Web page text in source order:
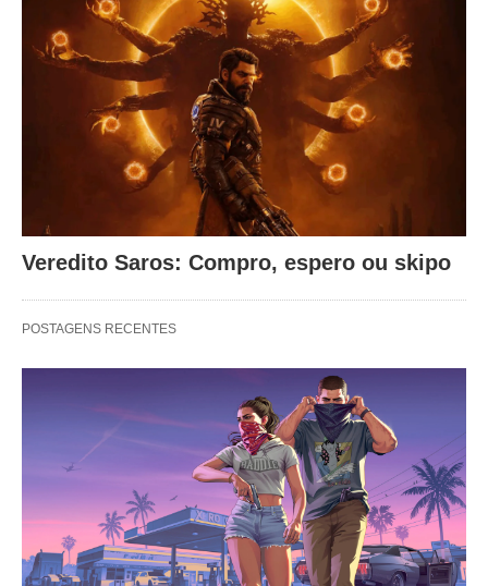
Veredito Saros: Compro, espero ou skipo
POSTAGENS RECENTES